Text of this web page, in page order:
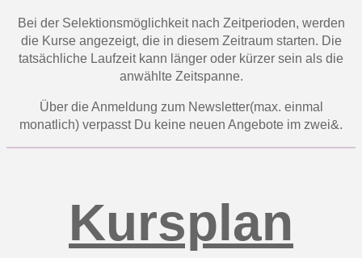
Bei der Selektionsmöglichkeit nach Zeitperioden, werden
die Kurse angezeigt, die in diesem Zeitraum starten. Die
tatsächliche Laufzeit kann länger oder kürzer sein als die
anwählte Zeitspanne.
Über die Anmeldung zum Newsletter(max. einmal
monatlich) verpasst Du keine neuen Angebote im zwei&.
Kursplan